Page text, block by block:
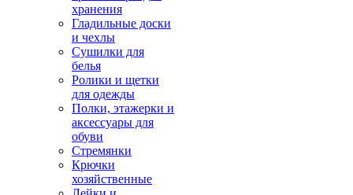
хранения
Гладильные доски
и чехлы
Сушилки для
белья
Ролики и щетки
для одежды
Полки, этажерки и
аксессуары для
обуви
Стремянки
Крючки
хозяйственные